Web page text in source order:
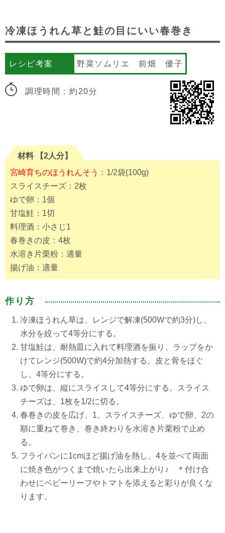
冷凍ほうれん草と鮭の目にいい春巻き
レシピ考案 野菜ソムリエ 前畑 優子
調理時間：約20分
材料 【2人分】
宮崎育ちのほうれんそう
：1/2袋(100g)
スライスチーズ：2枚
ゆで卵：1個
甘塩鮭：1切
料理酒：小さじ1
春巻きの皮：4枚
水溶き片栗粉：適量
揚げ油：適量
作り方
冷凍ほうれん草は、レンジで解凍(500Wで約3分)し、
水分を絞って4等分にする。
甘塩鮭は、耐熱皿に入れて料理酒を振り、ラップをか
けてレンジ(500W)で約4分加熱する。皮と骨をほぐ
し、4等分にする。
ゆで卵は、縦にスライスして4等分にする。スライス
チーズは、1枚を1/2に切る。
春巻きの皮を広げ、1、スライスチーズ、ゆで卵、2の
順に重ねて巻き、巻き終わりを水溶き片栗粉で止め
る。
フライパンに1cmほど揚げ油を熱し、4を並べて両面
に焼き色がつくまで焼いたら出来上がり♪ ＊付け合
わせにベビーリーフやトマトを添えると彩りが良くな
ります。